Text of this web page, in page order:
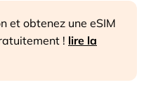
et obtenez une eSIM
! lire la